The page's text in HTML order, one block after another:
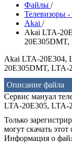
Файлы /
Телевизоры
Akai /
Akai LTA-
20E305DMT,
Akai LTA-20E304,
20E305DMT, LTA-
Описание файла
Сервис мануал
LTA-20E305, LTA-
Только
могут скачать этот
Информация о